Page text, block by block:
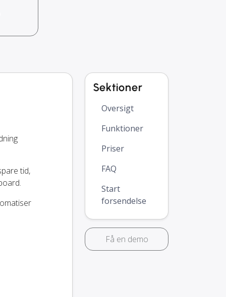
tid,
Sektioner
Oversigt
Funktioner
Priser
FAQ
Start
forsendelse
Få en demo